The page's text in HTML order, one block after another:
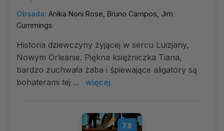
Obsada: Anika Noni Rose, Bruno Campos, Jim
Cummings
Historia dziewczyny żyjącej w sercu Luizjany,
Nowym Orleanie. Piękna księżniczka Tiana,
bardzo zuchwała żaba i śpiewające aligatory są
bohaterami tej ...
więcej
7.8